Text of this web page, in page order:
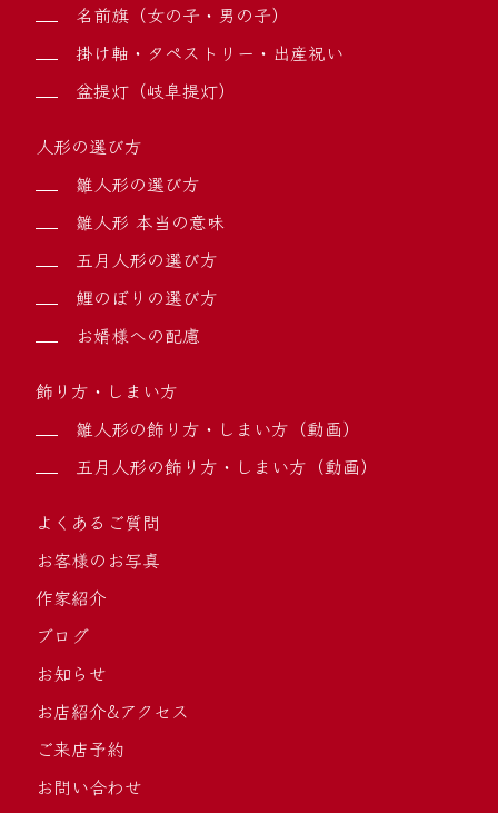
名前旗（女の子・男の子）
掛け軸・タペストリー・出産祝い
盆提灯（岐阜提灯）
人形の選び方
雛人形の選び方
雛人形 本当の意味
五月人形の選び方
鯉のぼりの選び方
お婿様への配慮
飾り方・しまい方
雛人形の飾り方・しまい方（動画）
五月人形の飾り方・しまい方（動画）
よくあるご質問
お客様のお写真
作家紹介
ブログ
お知らせ
お店紹介&アクセス
ご来店予約
お問い合わせ